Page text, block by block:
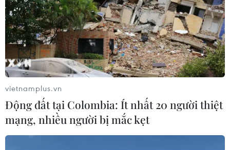
vietnamplus.vn
Động đất tại Colombia: Ít nhất 20 người thiệt
mạng, nhiều người bị mắc kẹt